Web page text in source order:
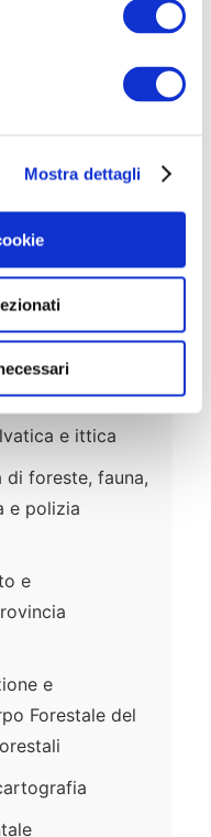
Mostra dettagli
e orale
di Trento
della
e ittica
di foreste, fauna,
e polizia
e
e
Forestale del